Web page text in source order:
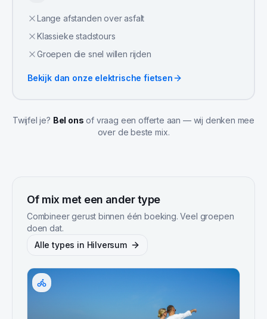
Lange afstanden over asfalt
Klassieke stadstours
Groepen die snel willen rijden
Bekijk dan onze elektrische fietsen
Twijfel je? Bel ons of vraag een offerte aan — wij denken mee
over de beste mix.
Of mix met een ander type
Combineer gerust binnen één boeking. Veel groepen
doen dat.
Alle types in Hilversum